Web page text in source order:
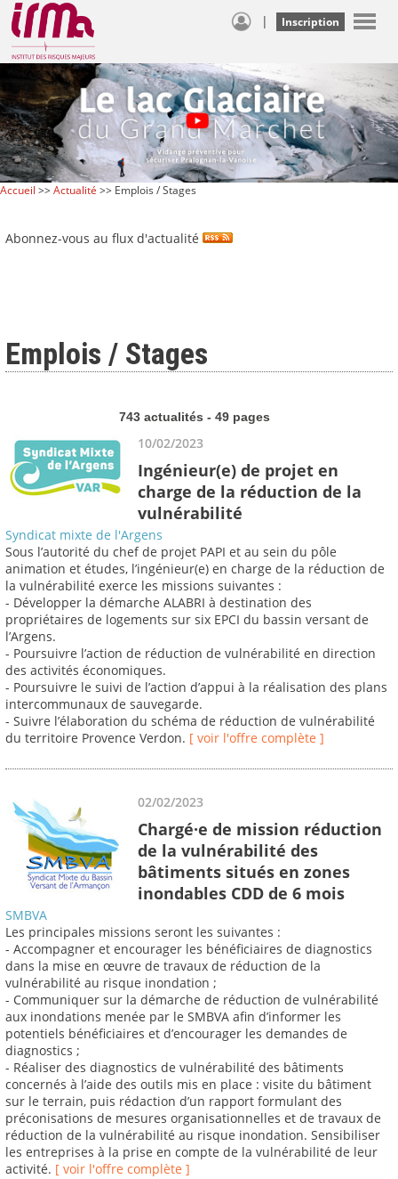
| Inscription
Accueil >>Actualité >> Emplois / Stages
Abonnez-vous au flux d'actualité
Emplois / Stages
743 actualités - 49 pages
10/02/2023
Ingénieur(e) de projet en
charge de la réduction de la
vulnérabilité
Syndicat mixte de l'Argens
Sous l’autorité du chef de projet PAPI et au sein du pôle
animation et études, l’ingénieur(e) en charge de la réduction de
la vulnérabilité exerce les missions suivantes :
- Développer la démarche ALABRI à destination des
propriétaires de logements sur six EPCI du bassin versant de
l’Argens.
- Poursuivre l’action de réduction de vulnérabilité en direction
des activités économiques.
- Poursuivre le suivi de l’action d’appui à la réalisation des plans
intercommunaux de sauvegarde.
- Suivre l’élaboration du schéma de réduction de vulnérabilité
du territoire Provence Verdon. [ voir l'offre complète ]
02/02/2023
Chargé·e de mission réduction
de la vulnérabilité des
bâtiments situés en zones
inondables CDD de 6 mois
SMBVA
Les principales missions seront les suivantes :
- Accompagner et encourager les bénéficiaires de diagnostics
dans la mise en œuvre de travaux de réduction de la
vulnérabilité au risque inondation ;
- Communiquer sur la démarche de réduction de vulnérabilité
aux inondations menée par le SMBVA afin d’informer les
potentiels bénéficiaires et d’encourager les demandes de
diagnostics ;
- Réaliser des diagnostics de vulnérabilité des bâtiments
concernés à l’aide des outils mis en place : visite du bâtiment
sur le terrain, puis rédaction d’un rapport formulant des
préconisations de mesures organisationnelles et de travaux de
réduction de la vulnérabilité au risque inondation. Sensibiliser
les entreprises à la prise en compte de la vulnérabilité de leur
activité. [ voir l'offre complète ]